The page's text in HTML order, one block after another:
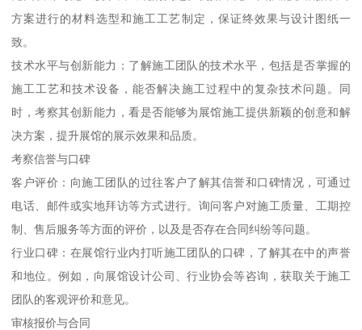
方案进行的材料选型和施工工艺制定，保证终效果与设计图纸一
致。
技术水平与创新能力：了解施工团队的技术水平，包括是否掌握的
施工工艺和技术设备，能否解决施工过程中的复杂技术问题。同
时，考察其创新能力，看是否能够为展馆施工提供新颖的创意和解
决方案，提升展馆的展示效果和品质。
考察信誉与口碑
客户评价：向施工团队的过往客户了解其信誉和口碑情况，可通过
电话、邮件或实地拜访等方式进行。询问客户对施工质量、工期控
制、售后服务等方面的评价，以及是否存在合同纠纷等问题。
行业口碑：在展馆行业内打听施工团队的口碑，了解其在中的声誉
和地位。例如，向展馆设计公司、行业协会等咨询，获取关于施工
团队的客观评价和意见。
审核报价与合同